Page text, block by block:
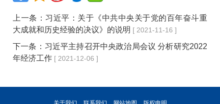
上一条： 习近平：关于《中共中央关于党的百年奋斗重
大成就和历史经验的决议》的说明 [ 2021-11-16 ]
下一条： 习近平主持召开中央政治局会议 分析研究2022
年经济工作 [ 2021-12-06 ]